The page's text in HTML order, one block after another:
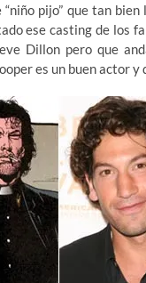
pijo” que tan
ese casting de los
Dillon pero que
es un buen actor